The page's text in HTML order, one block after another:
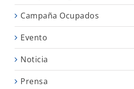
Campaña Ocupados
Evento
Noticia
Prensa